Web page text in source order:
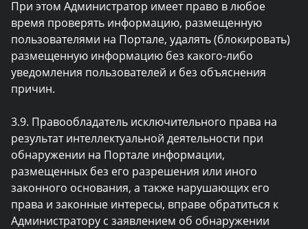
При этом Администратор имеет право в любое
время проверять информацию, размещенную
пользователями на Портале, удалять (блокировать)
размещенную информацию без какого-либо
уведомления пользователей и без объяснения
причин.
3.9. Правообладатель исключительного права на
результат интеллектуальной деятельности при
обнаружении на Портале информации,
размещенных без его разрешения или иного
законного основания, а также нарушающих его
права и законные интересы, вправе обратиться к
Администратору с заявлением об обнаружении